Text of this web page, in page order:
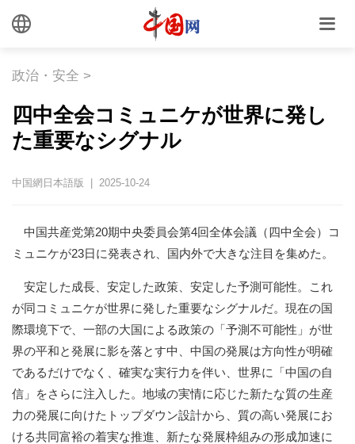
政治・安全 >
四中全会コミュニケが世界に発し
た重要なシグナル
中国網日本語版 | 2025-10-24
中国共産党第20期中央委員会第4回全体会議（四中全会）コ
ミュニケが23日に発表され、国内外で大きな注目を集めた。
安定した成長、安定した政策、安定した予測可能性。これ
が同コミュニケが世界に発した重要なシグナルだ。現在の国
際環境下で、一部の大国による政策の「予測不可能性」が世
界の平和と発展に影を落とす中、中国の発展は方向性が明確
であるだけでなく、確実な実行力を伴い、世界に「中国の自
信」をさらに注入した。地域の実情に応じた新たな質の生産
力の発展に向けたトップダウン設計から、質の高い発展にお
ける共同富裕の着実な推進、新たな発展枠組みの形成加速に